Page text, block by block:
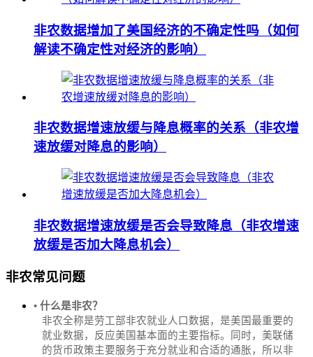
非农数据增加了美国经济的不确定性吗（如何
解读不确定性对经济的影响）
非农数据增速放缓与降息概率的关系（非农增
速放缓对降息的影响）
非农数据增速放缓是否会导致降息（非农增速
放缓是否加大降息机会）
非农常见问题
• 什么是非农？
非农全称是劳工部非农就业人口数据，是美国最重要的
就业数据，反应美国基本面的主要指标。同时，美联储
的货币政策主要服务于充分就业和合适的通胀，所以非